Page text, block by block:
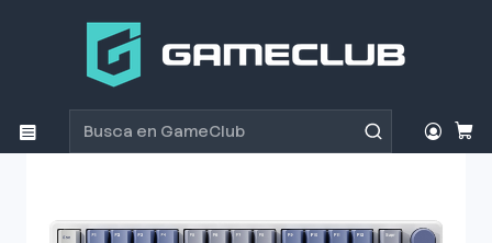
Productos
Teclado Gamer Royal Kludge RK-M75 Ocean Blue TM